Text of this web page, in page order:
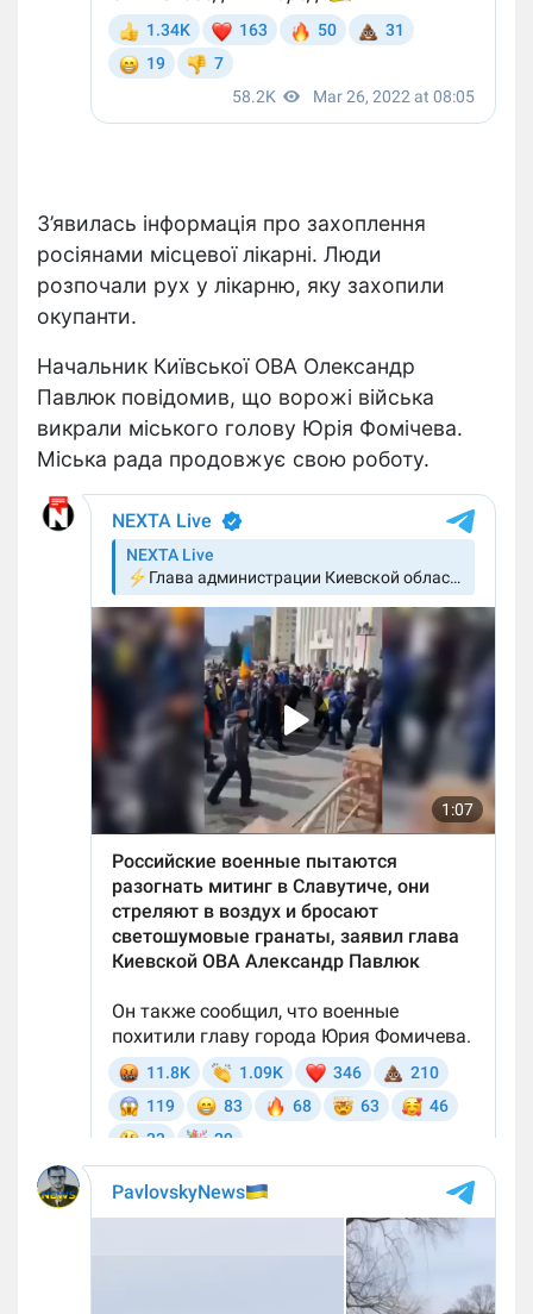
З’явилась інформація про захоплення
росіянами місцевої лікарні. Люди
розпочали рух у лікарню, яку захопили
окупанти.
Начальник Київської ОВА Олександр
Павлюк повідомив, що ворожі війська
викрали міського голову Юрія Фомічева.
Міська рада продовжує свою роботу.